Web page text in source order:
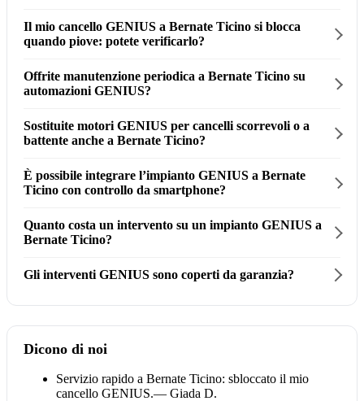
Il mio cancello GENIUS a Bernate Ticino si blocca
quando piove: potete verificarlo?
Offrite manutenzione periodica a Bernate Ticino su
automazioni GENIUS?
Sostituite motori GENIUS per cancelli scorrevoli o a
battente anche a Bernate Ticino?
È possibile integrare l’impianto GENIUS a Bernate
Ticino con controllo da smartphone?
Quanto costa un intervento su un impianto GENIUS a
Bernate Ticino?
Gli interventi GENIUS sono coperti da garanzia?
Dicono di noi
Servizio rapido a Bernate Ticino: sbloccato il mio
cancello GENIUS.— Giada D.